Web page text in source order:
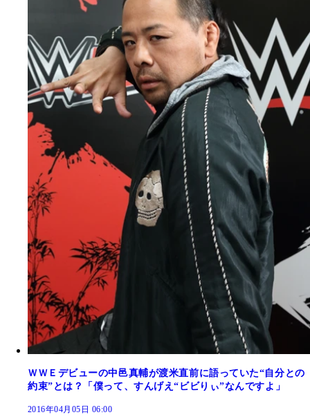
ＷＷＥデビューの中邑真輔が渡米直前に語っていた“自分との
約束”とは？「僕って、すんげえ“ビビりぃ”なんですよ」
2016年04月05日 06:00